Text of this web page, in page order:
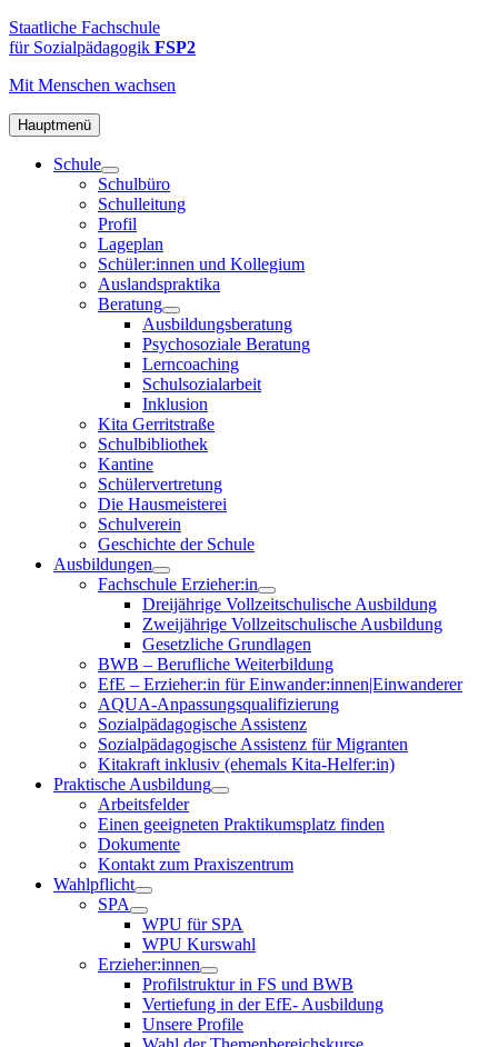
Zum
Inhalt
FSP2
Staatliche
Fachschule
Sozialpädagogik
in
Altona
Staatliche Fachschule
für Sozialpädagogik FSP2
Mit Menschen wachsen
Hauptmenü
Schule
Schulbüro
Schulleitung
Profil
Lageplan
Schüler:innen und Kollegium
Auslandspraktika
Beratung
Ausbildungsberatung
Psychosoziale Beratung
Lerncoaching
Schulsozialarbeit
Inklusion
Kita Gerritstraße
Schulbibliothek
Kantine
Schülervertretung
Die Hausmeisterei
Schulverein
Geschichte der Schule
Ausbildungen
Fachschule Erzieher:in
Dreijährige Vollzeitschulische Ausbildung
Zweijährige Vollzeitschulische Ausbildung
Gesetzliche Grundlagen
BWB – Berufliche Weiterbildung
EfE – Erzieher:in für Einwander:innen|Einwanderer
AQUA-Anpassungsqualifizierung
Sozialpädagogische Assistenz
Sozialpädagogische Assistenz für Migranten
Kitakraft inklusiv (ehemals Kita-Helfer:in)
Praktische Ausbildung
Arbeitsfelder
Einen geeigneten Praktikumsplatz finden
Dokumente
Kontakt zum Praxiszentrum
Wahlpflicht
SPA
WPU für SPA
WPU Kurswahl
Erzieher:innen
Profilstruktur in FS und BWB
Vertiefung in der EfE- Ausbildung
Unsere Profile